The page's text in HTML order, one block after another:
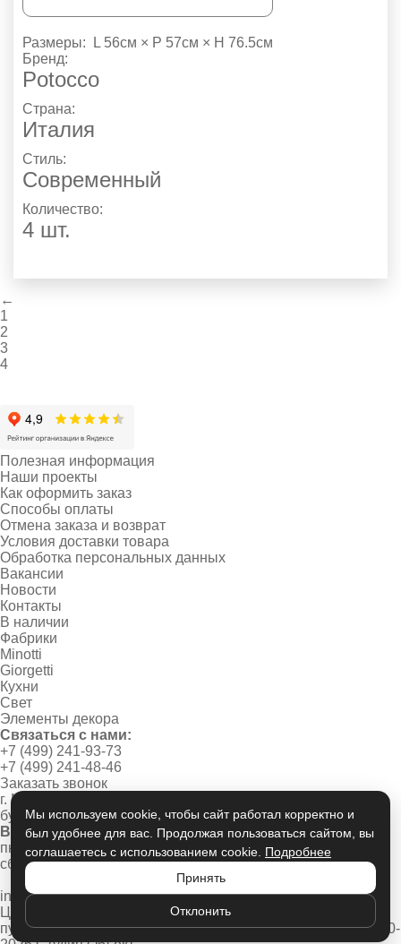
Размеры:
L 56см × P 57см × H 76.5см
Бренд:
Potocco
Страна:
Италия
Стиль:
Современный
Количество:
4 шт.
←
1
2
3
4
Полезная информация
Наши проекты
Как оформить заказ
Способы оплаты
Отмена заказа и возврат
Условия доставки товара
Обработка персональных данных
Вакансии
Новости
Контакты
В наличии
Фабрики
Minotti
Giorgetti
Кухни
Свет
Элементы декора
Связаться с нами:
+7 (499) 241-93-73
+7 (499) 241-48-46
Заказать звонок
г. Москва, Новинский
бульвар, дом 1/2
Время работы:
пн-пт 10:00 - 20:00
сб-вс 11:00 - 19:00
info@studio-object.ru
Цены носят информационный характер, не является
публичной офертой Политика конфиденциальности © 2020-
Мы используем cookie, чтобы сайт работал корректно и
был удобнее для вас. Продолжая пользоваться сайтом, вы
соглашаетесь с использованием cookie. Подробнее
Принять
Отклонить